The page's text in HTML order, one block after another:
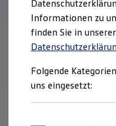
Bau &
Service
Kurier,
Feuerwehr
ONE Business
Fahrzeugsuche &
Informationen zu
finden Sie in
Folgende
uns eingesetzt: